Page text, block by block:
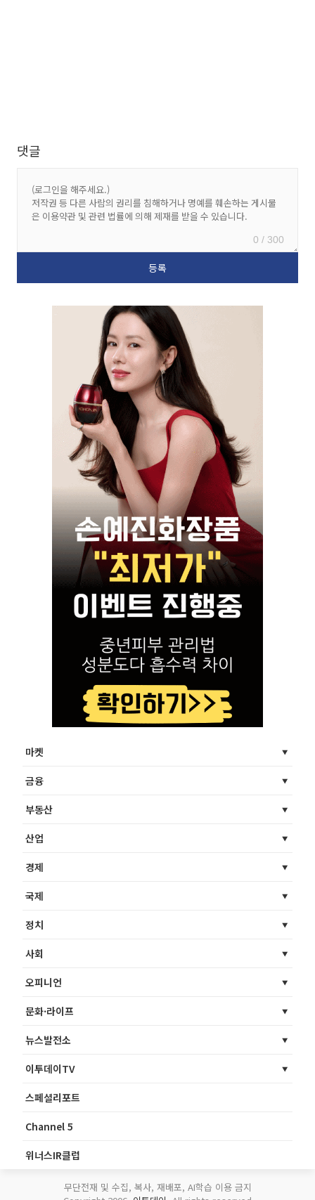
댓글
0 / 300
마켓
금융
부동산
산업
경제
국제
정치
사회
오피니언
문화·라이프
뉴스발전소
이투데이TV
스페셜리포트
Channel 5
위너스IR클럽
무단전재 및 수집, 복사, 재배포, AI학습 이용 금지